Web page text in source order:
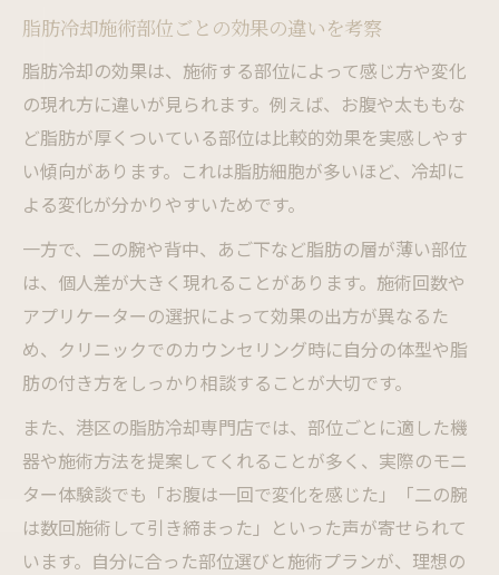
脂肪冷却施術部位ごとの効果の違いを考察
脂肪冷却の効果は、施術する部位によって感じ方や変化
の現れ方に違いが見られます。例えば、お腹や太ももな
ど脂肪が厚くついている部位は比較的効果を実感しやす
い傾向があります。これは脂肪細胞が多いほど、冷却に
よる変化が分かりやすいためです。
一方で、二の腕や背中、あご下など脂肪の層が薄い部位
は、個人差が大きく現れることがあります。施術回数や
アプリケーターの選択によって効果の出方が異なるた
め、クリニックでのカウンセリング時に自分の体型や脂
肪の付き方をしっかり相談することが大切です。
また、港区の脂肪冷却専門店では、部位ごとに適した機
器や施術方法を提案してくれることが多く、実際のモニ
ター体験談でも「お腹は一回で変化を感じた」「二の腕
は数回施術して引き締まった」といった声が寄せられて
います。自分に合った部位選びと施術プランが、理想の